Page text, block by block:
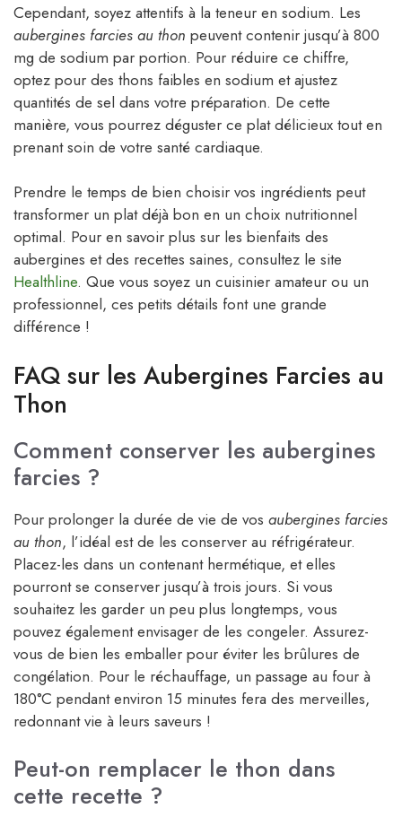
Cependant, soyez attentifs à la teneur en sodium. Les
aubergines farcies au thon peuvent contenir jusqu’à 800
mg de sodium par portion. Pour réduire ce chiffre,
optez pour des thons faibles en sodium et ajustez
quantités de sel dans votre préparation. De cette
manière, vous pourrez déguster ce plat délicieux tout en
prenant soin de votre santé cardiaque.
Prendre le temps de bien choisir vos ingrédients peut
transformer un plat déjà bon en un choix nutritionnel
optimal. Pour en savoir plus sur les bienfaits des
aubergines et des recettes saines, consultez le site
Healthline. Que vous soyez un cuisinier amateur ou un
professionnel, ces petits détails font une grande
différence !
FAQ sur les Aubergines Farcies au
Thon
Comment conserver les aubergines
farcies ?
Pour prolonger la durée de vie de vos aubergines farcies
au thon, l’idéal est de les conserver au réfrigérateur.
Placez-les dans un contenant hermétique, et elles
pourront se conserver jusqu’à trois jours. Si vous
souhaitez les garder un peu plus longtemps, vous
pouvez également envisager de les congeler. Assurez-
vous de bien les emballer pour éviter les brûlures de
congélation. Pour le réchauffage, un passage au four à
180°C pendant environ 15 minutes fera des merveilles,
redonnant vie à leurs saveurs !
Peut-on remplacer le thon dans
cette recette ?